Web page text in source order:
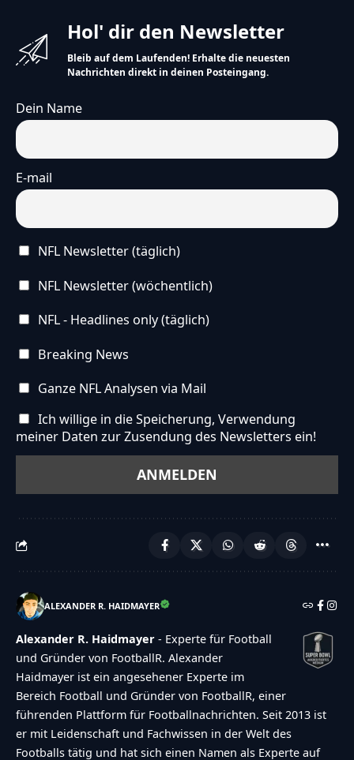
Hol' dir den Newsletter
Bleib auf dem Laufenden! Erhalte die neuesten
Nachrichten direkt in deinen Posteingang.
Dein Name
E-mail
NFL Newsletter (täglich)
NFL Newsletter (wöchentlich)
NFL - Headlines only (täglich)
Breaking News
Ganze NFL Analysen via Mail
Ich willige in die Speicherung, Verwendung
meiner Daten zur Zusendung des Newsletters ein!
ALEXANDER R. HAIDMAYER
Alexander R. Haidmayer - Experte für Football
und Gründer von FootballR. Alexander
Haidmayer ist ein angesehener Experte im
Bereich Football und Gründer von FootballR, einer
führenden Plattform für Footballnachrichten. Seit 2013 ist
er mit Leidenschaft und Fachwissen in der Welt des
Footballs tätig und hat sich einen Namen als Experte auf